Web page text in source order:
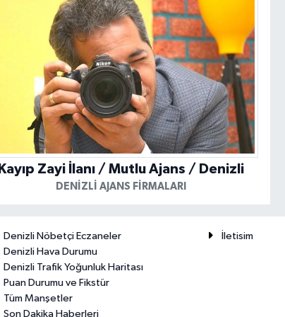
Kayıp Zayi İlanı / Mutlu Ajans / Denizli
DENIZLI AJANS FIRMALARI
Denizli Nöbetçi Eczaneler
Denizli Hava Durumu
Denizli Trafik Yoğunluk Haritası
Puan Durumu ve Fikstür
Tüm Manşetler
Son Dakika Haberleri
İletisim